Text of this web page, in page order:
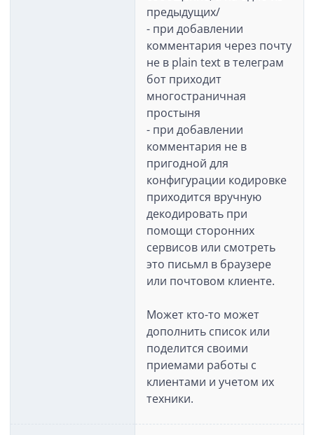
предыдущих/
- при добавлении
комментария через почту
не в plain text в телеграм
бот приходит
многостраничная
простыня
- при добавлении
комментария не в
пригодной для
конфигурации кодировке
приходится вручную
декодировать при
помощи сторонних
сервисов или смотреть
это письмл в браузере
или почтовом клиенте.
Может кто-то может
дополнить список или
поделится своими
приемами работы с
клиентами и учетом их
техники.